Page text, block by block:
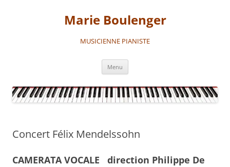
Marie Boulenger
MUSICIENNE PIANISTE
Menu
Concert Félix Mendelssohn
CAMERATA VOCALE direction Philippe De